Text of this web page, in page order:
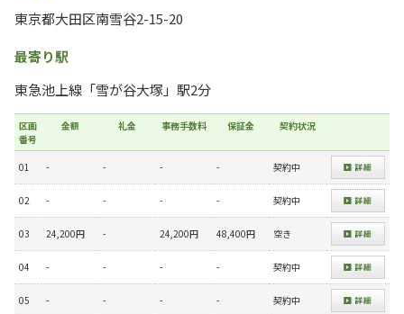
東京都大田区南雪谷2-15-20
最寄り駅
東急池上線「雪が谷大塚」駅2分
区画
番号
金額 礼金 事務手数料 保証金 契約状況
01 - - - - 契約中
02 - - - - 契約中
03 24,200円 - 24,200円 48,400円 空き
04 - - - - 契約中
05 - - - - 契約中